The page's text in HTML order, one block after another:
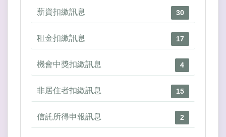
薪資扣繳訊息 30
租金扣繳訊息 17
機會中獎扣繳訊息 4
非居住者扣繳訊息 15
信託所得申報訊息 2